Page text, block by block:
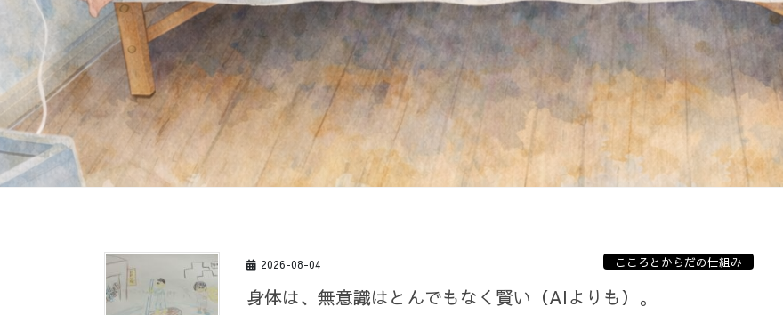
2026-08-04 こころとからだの仕組み
身体は、無意識はとんでもなく賢い（AIよりも）。